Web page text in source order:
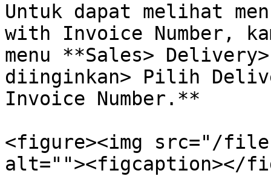
Untuk dapat melihat
with Invoice Number,
menu **Sales>
diinginkan> Pilih
Invoice Number.**
<figure><img src="/files/
alt=""><figcaption></